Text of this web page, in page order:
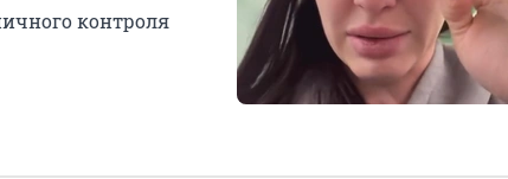
контроля